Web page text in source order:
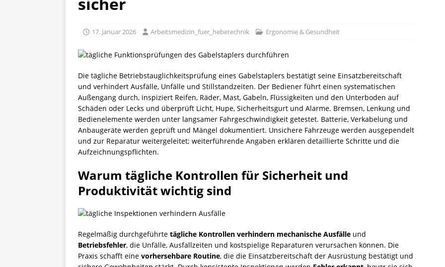
17. Januar 2026 Arbeitsmedizin_fuer_hebetechnik Ergonomie & Gesundheit
Die tägliche Betriebstauglichkeitsprüfung eines Gabelstaplers bestätigt seine Einsatzbereitschaft
und verhindert Ausfälle, Unfälle und Stillstandzeiten. Der Bediener führt einen systematischen
Außengang durch, inspiziert Reifen, Räder, Mast, Gabeln, Flüssigkeiten und den Unterboden auf
Schäden oder Lecks und überprüft Licht, Hupe, Sicherheitsgurt und Alarme. Bremsen, Lenkung und
Bedienelemente werden unter langsamer Fahrgeschwindigkeit getestet. Batterie, Verkabelung und
Anbaugeräte werden geprüft und Mängel dokumentiert. Unsichere Fahrzeuge werden ausgependelt
und zur Reparatur weitergeleitet; weiterführende Angaben erklären detaillierte Schritte und die
Aufzeichnungspflichten.
Warum tägliche Kontrollen für Sicherheit und
Produktivität wichtig sind
Regelmäßig durchgeführte tägliche Kontrollen verhindern mechanische Ausfälle und
Betriebsfehler, die Unfälle, Ausfallzeiten und kostspielige Reparaturen verursachen können. Die
Praxis schafft eine vorhersehbare Routine, die die Einsatzbereitschaft der Ausrüstung bestätigt und